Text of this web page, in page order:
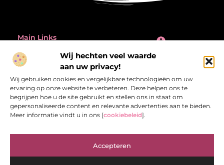
Wij hechten veel waarde
aan uw privacy!
Wij gebruiken cookies en vergelijkbare technologieën om uw
ervaring op onze website te verbeteren. Deze helpen ons te
begrijpen hoe u de site gebruikt en stellen ons in staat om
gepersonaliseerde content en relevante advertenties aan te bieden.
Meer informatie vindt u in ons [cookiebeleid].
Accepteren
Main Links
@2025 All Right Reserved.
www.referentiecontrole.nl
Bericht categorie
Referentiecontrole.nl – Jouw bron van